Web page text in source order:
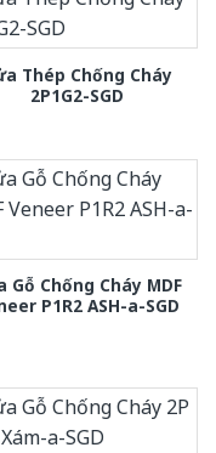
Thép Chống Cháy
2P1G2-SGD
Gỗ Chống Cháy MDF
P1R2 ASH-a-SGD